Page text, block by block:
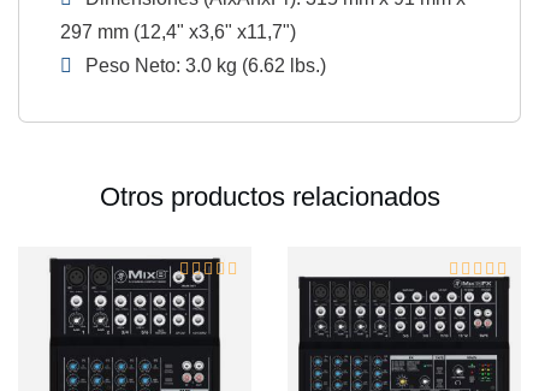
297 mm (12,4" x3,6" x11,7")
Peso Neto: 3.0 kg (6.62 lbs.)
Otros productos relacionados